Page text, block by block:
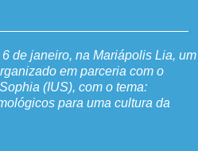
de janeiro, na Mariápolis Lia, um
em parceria com o
(IUS), com o tema:
para uma cultura da